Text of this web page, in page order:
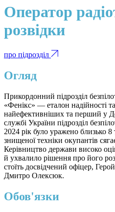
Оператор
розвідки
про підрозділ
Огляд
Прикордонний підрозділ
«Фенікс» — еталон надійності
найефективніших та перший у
службі України підрозділ
2024 рік було уражено близько 8
знищеної техніки окупантів
Керівництво держави високо
й ухвалило рішення про його
стоїть досвідчений офіцер,
Дмитро Олексюк.
Обов'язки